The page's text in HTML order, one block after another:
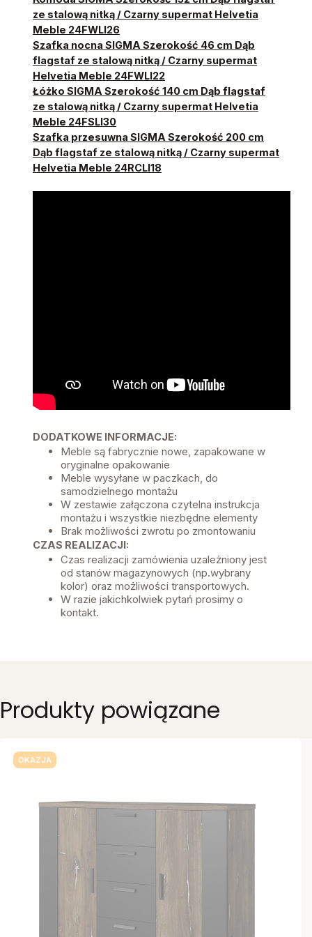
ze stalową nitką / Czarny supermat Helvetia
Meble 24FWLI26
Szafka nocna SIGMA Szerokość 46 cm Dąb
flagstaf ze stalową nitką / Czarny supermat
Helvetia Meble 24FWLI22
Łóżko SIGMA Szerokość 140 cm Dąb flagstaf
ze stalową nitką / Czarny supermat Helvetia
Meble 24FSLI30
Szafka przesuwna SIGMA Szerokość 200 cm
Dąb flagstaf ze stalową nitką / Czarny supermat
Helvetia Meble 24RCLI18
DODATKOWE INFORMACJE:
Meble są fabrycznie nowe, zapakowane w
oryginalne opakowanie
Meble wysyłane w paczkach, do
samodzielnego montażu
W zestawie załączona czytelna instrukcja
montażu i wszystkie niezbędne elementy
Brak możliwości zwrotu po zmontowaniu
CZAS REALIZACJI:
Czas realizacji zamówienia uzależniony jest
od stanów magazynowych (np.wybrany
kolor) oraz możliwości transportowych.
W razie jakichkolwiek pytań prosimy o
kontakt.
Produkty powiązane
OKAZJA